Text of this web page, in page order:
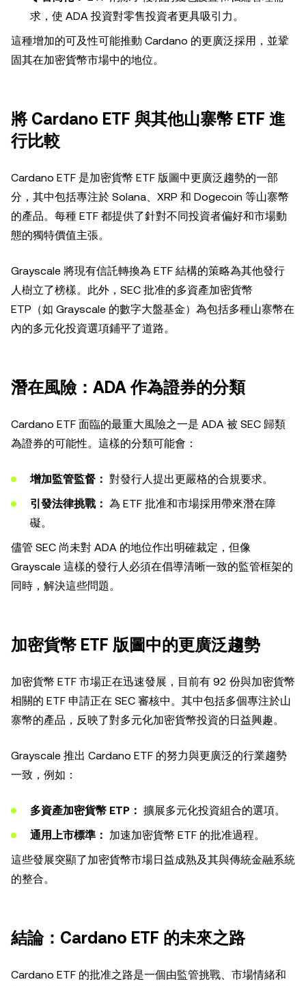
求，使 ADA 投資對零售投資者更具吸引力。
這種增加的可及性可能推動 Cardano 的更廣泛採用，並鞏
固其在加密貨幣市場中的地位。
將 Cardano ETF 與其他山寨幣 ETF 進
行比較
Cardano ETF 是加密貨幣 ETF 版圖中更廣泛趨勢的一部
分，其中包括專注於 Solana、XRP 和 Dogecoin 等山寨幣
的產品。每種 ETF 都提供了針對不同投資者偏好和市場動
態的獨特價值主張。
Grayscale 將現有信託轉換為 ETF 結構的策略為其他發行
人樹立了榜樣。此外，SEC 批准的多資產加密貨幣
ETP（如 Grayscale 的數字大盤基金）為包括多種山寨幣在
內的多元化投資選項鋪平了道路。
潛在風險：ADA 作為證券的分類
Cardano ETF 面臨的最重大風險之一是 ADA 被 SEC 歸類
為證券的可能性。這樣的分類可能會：
增加監管監督： 對發行人提出更嚴格的合規要求。
引發法律挑戰： 為 ETF 批准和市場採用帶來潛在障
礙。
儘管 SEC 尚未對 ADA 的地位作出明確裁定，但像
Grayscale 這樣的發行人必須在倡導清晰一致的監管框架的
同時，解決這些問題。
加密貨幣 ETF 版圖中的更廣泛趨勢
加密貨幣 ETF 市場正在迅速發展，目前有 92 份與加密貨幣
相關的 ETF 申請正在 SEC 審核中。其中包括多個專注於山
寨幣的產品，反映了對多元化加密貨幣投資的日益興趣。
Grayscale 推出 Cardano ETF 的努力與更廣泛的行業趨勢
一致，例如：
多資產加密貨幣 ETP： 擴展多元化投資組合的選項。
通用上市標準： 加速加密貨幣 ETF 的批准過程。
這些發展突顯了加密貨幣市場日益成熟及其與傳統金融系統
的整合。
結論：Cardano ETF 的未來之路
Cardano ETF 的批准之路是一個由監管挑戰、市場情緒和